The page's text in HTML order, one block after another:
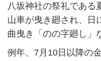
八坂神社の祭礼である
山車が曳き廻され、日
曲曳き「のの字廻し」
例年、7月10日以降の